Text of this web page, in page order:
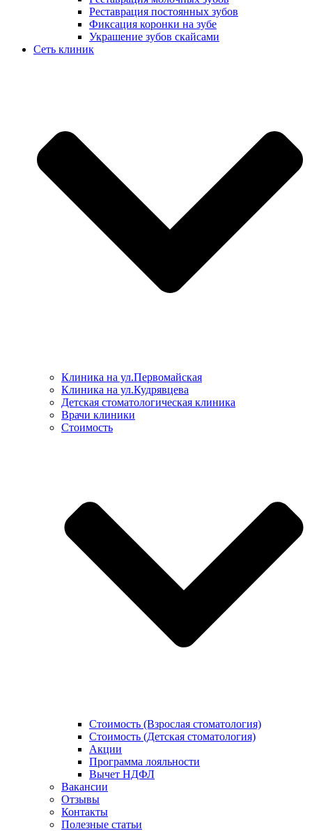
Реставрация постоянных зубов
Фиксация коронки на зубе
Украшение зубов скайсами
Сеть клиник
Клиника на ул.Первомайская
Клиника на ул.Кудрявцева
Детская стоматологическая клиника
Врачи клиники
Стоимость
Стоимость (Взрослая стоматология)
Стоимость (Детская стоматология)
Акции
Программа лояльности
Вычет НДФЛ
Вакансии
Отзывы
Контакты
Полезные статьи